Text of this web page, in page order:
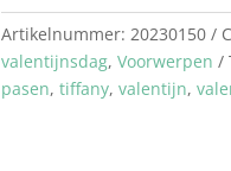
Blauw
Kruis
aantal
Artikelnummer: 20230150
valentijnsdag, Voorwerpen
pasen, tiffany, valentijn,